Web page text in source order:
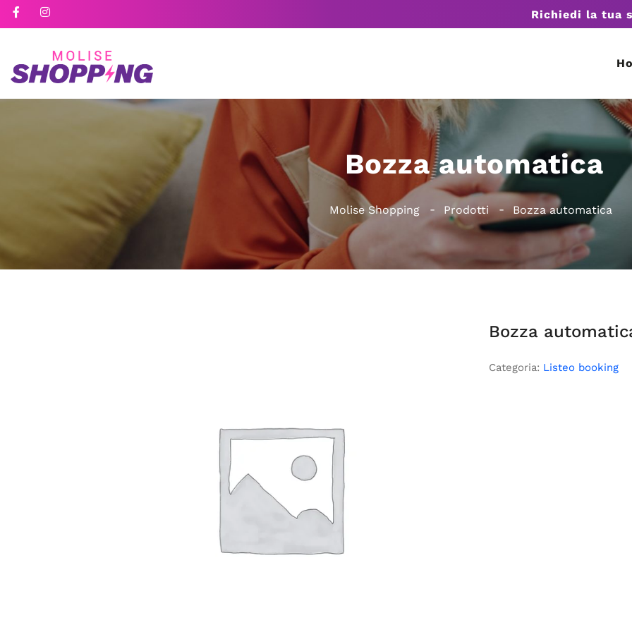
Richiedi la tua
Bozza automatica
Molise Shopping Prodotti Bozza automatica
Bozza
Categoria: Listeo booking